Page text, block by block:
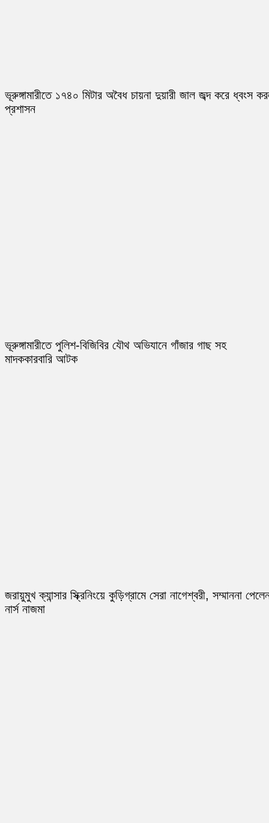
ভূরুঙ্গামারীতে ১৭৪০ মিটার অবৈধ চায়না দুয়ারী জাল জব্দ করে ধ্বংস
প্রশাসন
ভূরুঙ্গামারীতে পুলিশ-বিজিবির যৌথ অভিযানে গাঁজার গাছ সহ
মাদককারবারি আটক
জরায়ুমুখ ক্যান্সার স্ক্রিনিংয়ে কুড়িগ্রামে সেরা নাগেশ্বরী, সম্মাননা
নার্স নাজমা